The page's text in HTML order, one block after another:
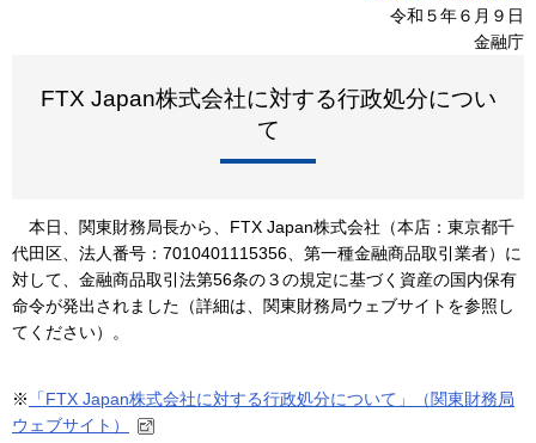
令和５年６月９日
金融庁
FTX Japan株式会社に対する行政処分につい
て
本日、関東財務局長から、FTX Japan株式会社（本店：東京都千
代田区、法人番号：7010401115356、第一種金融商品取引業者）に
対して、金融商品取引法第56条の３の規定に基づく資産の国内保有
命令が発出されました（詳細は、関東財務局ウェブサイトを参照し
てください）。
※
「FTX Japan株式会社に対する行政処分について」（関東財務局
ウェブサイト）